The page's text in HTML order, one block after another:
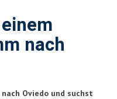
nach
Oviedo und suchst